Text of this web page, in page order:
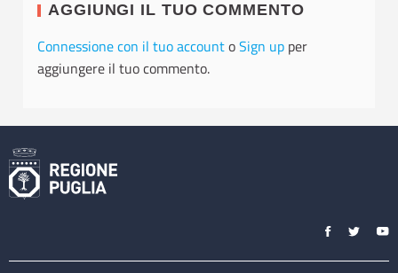
AGGIUNGI IL TUO COMMENTO
Connessione con il tuo accountoSign up per
aggiungere il tuo commento.